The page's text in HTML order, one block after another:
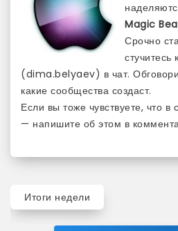
Magic
Срочно
стучитесь
(dima.belyaev) в чат.
какие сообщества создаст.
Если вы тоже чувствуете, что в
— напишите об этом в
Навигация
по
Итоги недели